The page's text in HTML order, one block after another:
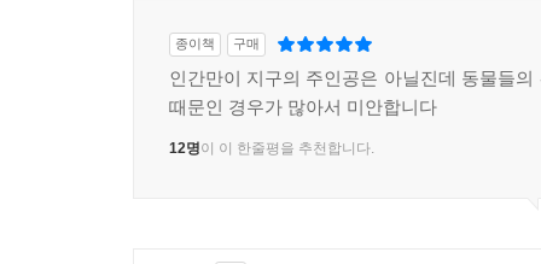
종이책 구매
인간만이 지구의 주인공은 아닐진데 동물들의
때문인 경우가 많아서 미안합니다
12명이 이 한줄평을 추천합니다.